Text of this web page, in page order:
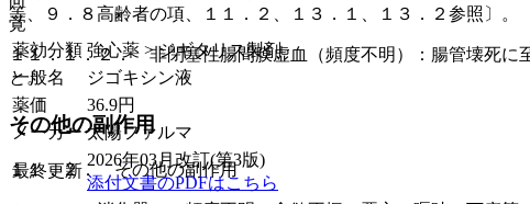
等、９．８高齢者の項、１１．２、１３．１、１３．２参照〕。
１１．１．２． 非閉塞性腸間膜虚血（頻度不明）：腸管壊死に
と。
その他の副作用
１１．２． その他の副作用
覚
薬効分類 強心薬 > ジギタリス製剤
一般名
ジゴキシン液
薬価
36.9円
メーカー 太陽ファルマ
最終更新
2026年03月改訂(第3版)
添付文書のPDFはこちら